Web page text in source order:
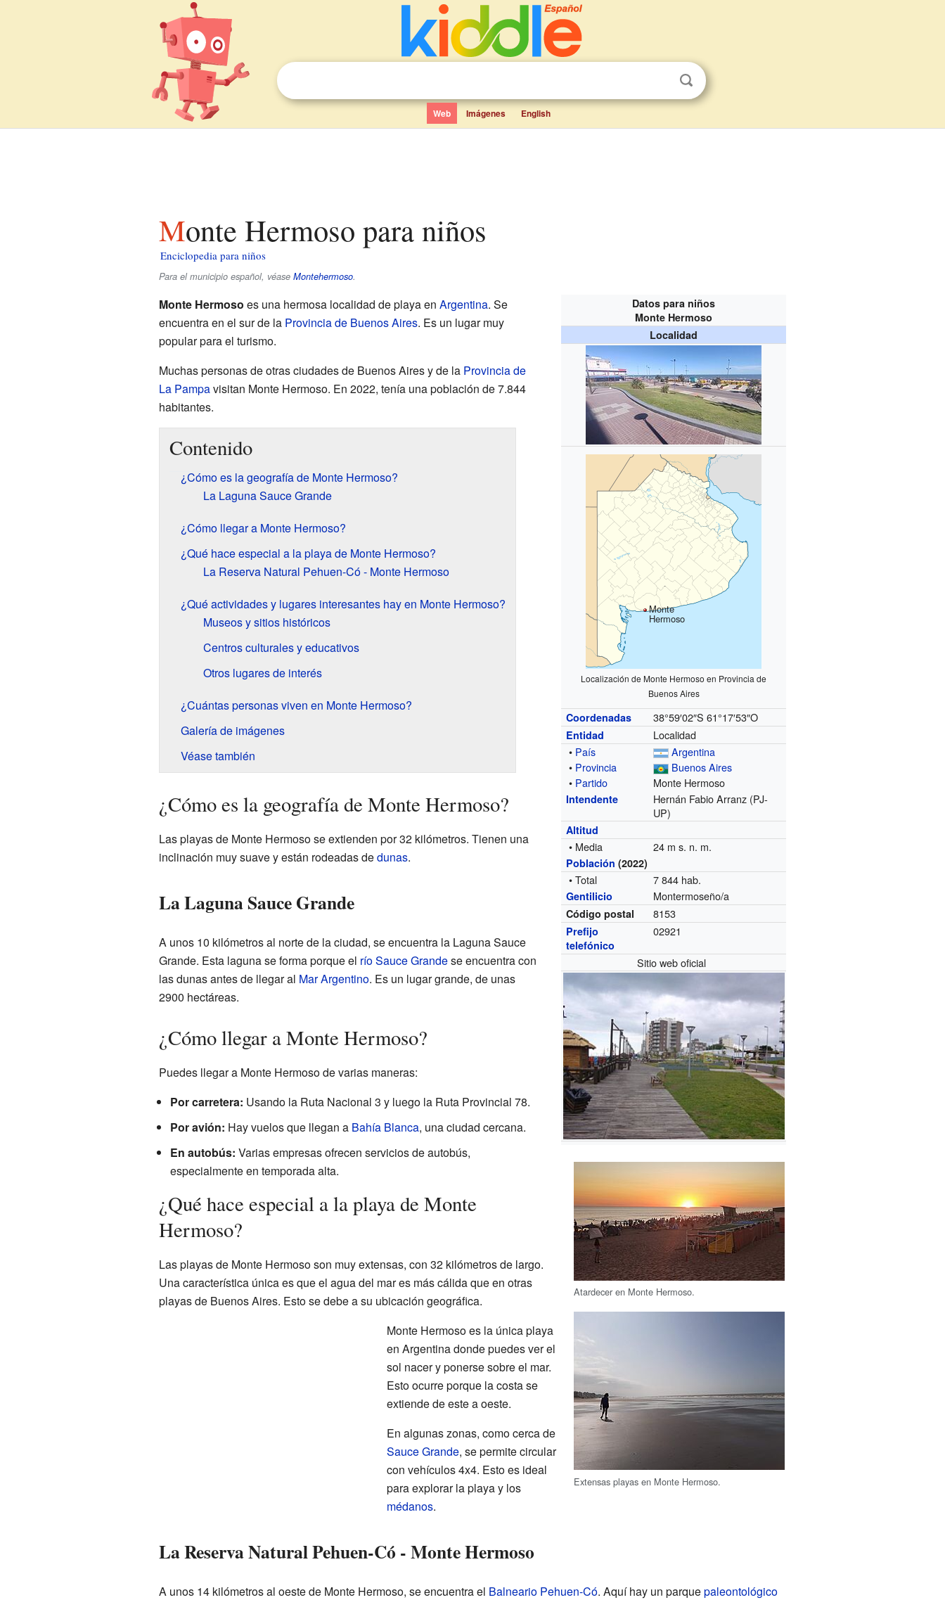
Web Imágenes English
Monte Hermoso para niños
Enciclopedia para niños
Para el municipio español, véase Montehermoso.
Datos para niños
Monte Hermoso
Localidad
Monte
Hermoso
Localización de Monte Hermoso en Provincia de
Buenos Aires
Coordenadas 38°59′02″S 61°17′53″O
Entidad
Localidad
• País
Argentina
• Provincia
Buenos Aires
• Partido Monte Hermoso
Intendente
Hernán Fabio Arranz (PJ-
UP)
Altitud
• Media 24 m s. n. m.
Población (2022)
• Total 7 844 hab.
Gentilicio Montermoseño/a
Código postal 8153
Prefijo
telefónico
02921
Sitio web oficial
Atardecer en Monte Hermoso.
Extensas playas en Monte Hermoso.
Monte Hermoso es una hermosa localidad de playa en Argentina. Se
encuentra en el sur de la Provincia de Buenos Aires. Es un lugar muy
popular para el turismo.
Muchas personas de otras ciudades de Buenos Aires y de la Provincia de
La Pampavisitan Monte Hermoso. En 2022, tenía una población de 7.844
habitantes.
Contenido
¿Cómo es la geografía de Monte Hermoso?
La Laguna Sauce Grande
¿Cómo llegar a Monte Hermoso?
¿Qué hace especial a la playa de Monte Hermoso?
La Reserva Natural Pehuen-Có - Monte Hermoso
¿Qué actividades y lugares interesantes hay en Monte Hermoso?
Museos y sitios históricos
Centros culturales y educativos
Otros lugares de interés
¿Cuántas personas viven en Monte Hermoso?
Galería de imágenes
Véase también
¿Cómo es la geografía de Monte Hermoso?
Las playas de Monte Hermoso se extienden por 32 kilómetros. Tienen una
inclinación muy suave y están rodeadas dedunas.
La Laguna Sauce Grande
A unos 10 kilómetros al norte de la ciudad, se encuentra la Laguna Sauce
Grande. Esta laguna se forma porque el río Sauce Grandese encuentra con
las dunas antes de llegar al Mar Argentino. Es un lugar grande, de unas
2900 hectáreas.
¿Cómo llegar a Monte Hermoso?
Puedes llegar a Monte Hermoso de varias maneras:
Por carretera: Usando la Ruta Nacional 3 y luego la Ruta Provincial 78.
Por avión: Hay vuelos que llegan a Bahía Blanca, una ciudad cercana.
En autobús: Varias empresas ofrecen servicios de autobús,
especialmente en temporada alta.
¿Qué hace especial a la playa de Monte
Hermoso?
Las playas de Monte Hermoso son muy extensas, con 32 kilómetros de largo.
Una característica única es que el agua del mar es más cálida que en otras
playas de Buenos Aires. Esto se debe a su ubicación geográfica.
Monte Hermoso es la única playa
en Argentina donde puedes ver el
sol nacer y ponerse sobre el mar.
Esto ocurre porque la costa se
extiende de este a oeste.
En algunas zonas, como cerca de
Sauce Grande, se permite circular
con vehículos 4x4. Esto es ideal
para explorar la playa y los
médanos.
La Reserva Natural Pehuen-Có - Monte Hermoso
A unos 14 kilómetros al oeste de Monte Hermoso, se encuentra el Balneario Pehuen-Có. Aquí hay un parquepaleontológico